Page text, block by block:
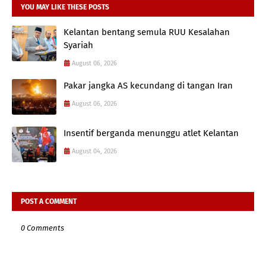
YOU MAY LIKE THESE POSTS
Kelantan bentang semula RUU Kesalahan
Syariah
August 06, 2026
Pakar jangka AS kecundang di tangan Iran
August 06, 2026
Insentif berganda menunggu atlet Kelantan
August 04, 2026
POST A COMMENT
0 Comments